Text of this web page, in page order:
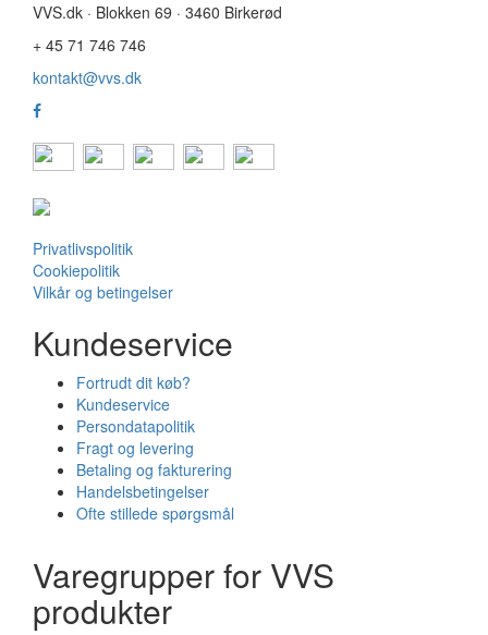
VVS.dk · Blokken 69 · 3460 Birkerød
+ 45 71 746 746
kontakt@vvs.dk
Privatlivspolitik
Cookiepolitik
Vilkår og betingelser
Kundeservice
Fortrudt dit køb?
Kundeservice
Persondatapolitik
Fragt og levering
Betaling og fakturering
Handelsbetingelser
Ofte stillede spørgsmål
Varegrupper for VVS
produkter